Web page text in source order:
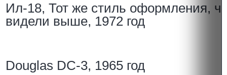
Ил-18, Тот же стиль оформления,
видели выше, 1972 год
Douglas DC-3, 1965 год